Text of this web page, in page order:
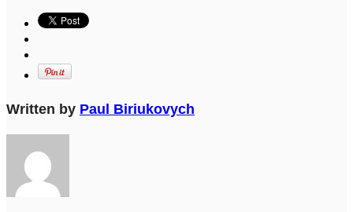
Written by Paul Biriukovych